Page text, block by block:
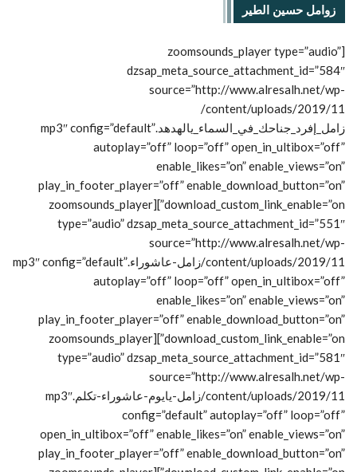
زوامل حسين الطير
[zoomsounds_player type=”audio”
dzsap_meta_source_attachment_id=”584″
source=”http://www.alresalh.net/wp-
content/uploads/2019/11/
زامل_إفرد_جناحك_في_السماء_يالهدهد.mp3″ config=”default”
autoplay=”off” loop=”off” open_in_ultibox=”off”
enable_likes=”on” enable_views=”on”
play_in_footer_player=”off” enable_download_button=”on”
download_custom_link_enable=”on”][zoomsounds_player
type=”audio” dzsap_meta_source_attachment_id=”551″
source=”http://www.alresalh.net/wp-
content/uploads/2019/11/زامل-عاشوراء.mp3″ config=”default”
autoplay=”off” loop=”off” open_in_ultibox=”off”
enable_likes=”on” enable_views=”on”
play_in_footer_player=”off” enable_download_button=”on”
download_custom_link_enable=”on”][zoomsounds_player
type=”audio” dzsap_meta_source_attachment_id=”581″
source=”http://www.alresalh.net/wp-
content/uploads/2019/11/زامل-يايوم-عاشوراء-تكلم.mp3″
config=”default” autoplay=”off” loop=”off”
open_in_ultibox=”off” enable_likes=”on” enable_views=”on”
play_in_footer_player=”off” enable_download_button=”on”